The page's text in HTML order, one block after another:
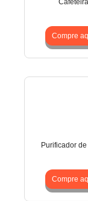
Cafeteira
Compre
Purificador
Compre